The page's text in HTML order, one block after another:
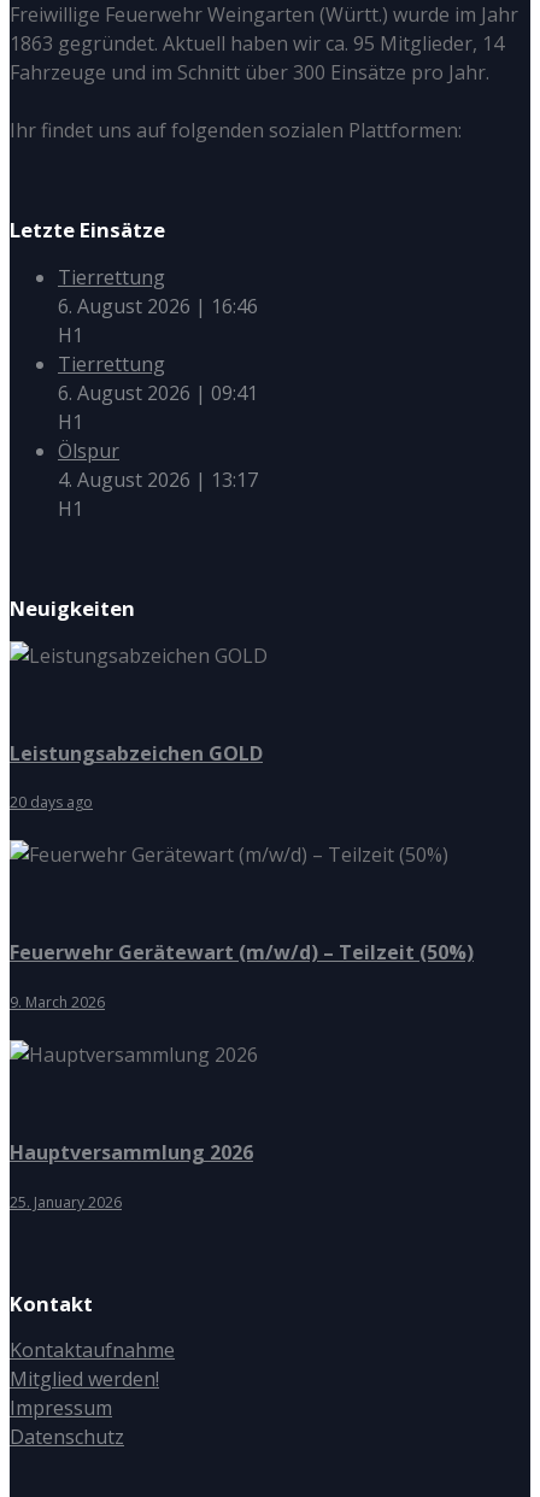
Freiwillige Feuerwehr Weingarten (Württ.) wurde im Jahr
1863 gegründet. Aktuell haben wir ca. 95 Mitglieder, 14
Fahrzeuge und im Schnitt über 300 Einsätze pro Jahr.
Ihr findet uns auf folgenden sozialen Plattformen:
Letzte Einsätze
Tierrettung
6. August 2026 | 16:46
H1
Tierrettung
6. August 2026 | 09:41
H1
Ölspur
4. August 2026 | 13:17
H1
Neuigkeiten
Leistungsabzeichen GOLD
20 days ago
Feuerwehr Gerätewart (m/w/d) – Teilzeit (50%)
9. March 2026
Hauptversammlung 2026
25. January 2026
Kontakt
Kontaktaufnahme
Mitglied werden!
Impressum
Datenschutz